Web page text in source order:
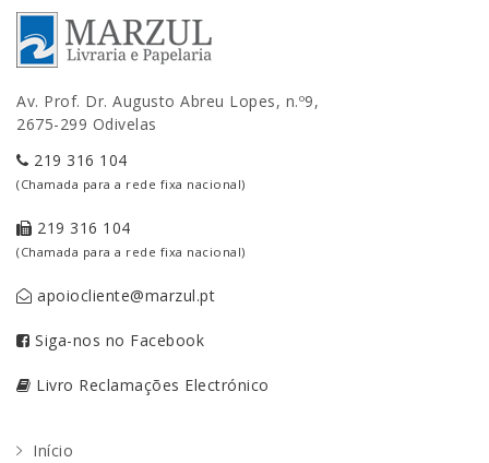
Av. Prof. Dr. Augusto Abreu Lopes, n.º9,
2675-299 Odivelas
219 316 104
(Chamada para a rede fixa nacional)
219 316 104
(Chamada para a rede fixa nacional)
apoiocliente@marzul.pt
Siga-nos no Facebook
Livro Reclamações Electrónico
Início